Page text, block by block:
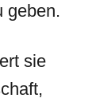
geben.
sie